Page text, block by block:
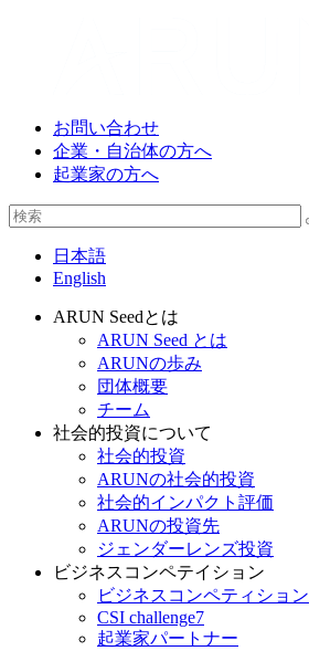
お問い合わせ
企業・自治体の方へ
起業家の方へ
日本語
English
ARUN Seedとは
ARUN Seed とは
ARUNの歩み
団体概要
チーム
社会的投資について
社会的投資
ARUNの社会的投資
社会的インパクト評価
ARUNの投資先
ジェンダーレンズ投資
ビジネスコンペテイション
ビジネスコンペティション
CSI challenge7
起業家パートナー